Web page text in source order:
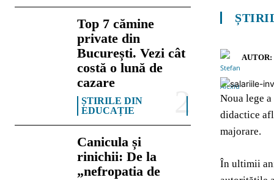
Top 7 cămine
private din
București. Vezi cât
costă o lună de
cazare
ȘTIRILE DIN
EDUCAȚIE
Canicula și
rinichii: De la
„nefropatia de
AUTOR:
Noua lege
didactice
majorare.
În ultimii